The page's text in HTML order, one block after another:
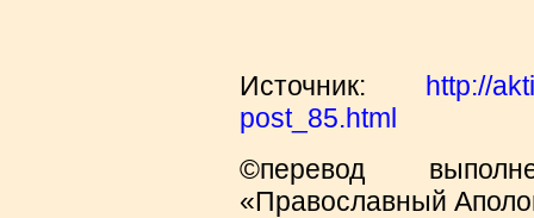
Источник: http://
post_85.html
©перевод
«Православный